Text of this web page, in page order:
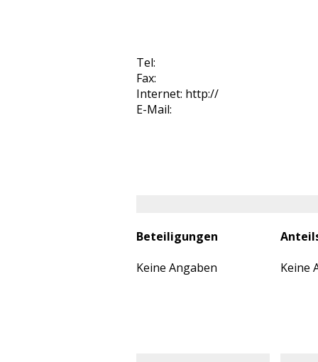
Tel:
Fax:
Internet: http://
E-Mail:
Beteiligungen
Keine Angaben
Keine